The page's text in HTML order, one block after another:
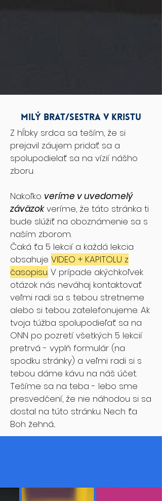
Milý brat/sestra v kristu
Z hĺbky srdca sa teším, že si
prejavil záujem pridať sa a
spolupodielať sa na vízií nášho
zboru.
Nakoľko veríme v uvedomelý
záväzokveríme, že táto stránka ti
bude slúžiť na oboznámenie sa s
naším zborom.
Čaká ťa 5 lekcií a každá lekcia
obsahuje VIDEO + KAPITOLU z
časopisu. V prípade akýchkoľvek
otázok nás neváhaj kontaktovať
veľmi radi sa s tebou stretneme
alebo si tebou zatelefonujeme. Ak
tvoja túžba spolupodieľať sa na
ONN po pozretí všetkých 5 lekcií
pretrvá - vyplň formulár (na
spodku stránky) a veľmi radi si s
tebou dáme kávu na náš účet.
Tešíme sa na teba - lebo sme
presvedčení, že nie náhodou si sa
dostal na túto stránku. Nech ťa
Boh žehná...